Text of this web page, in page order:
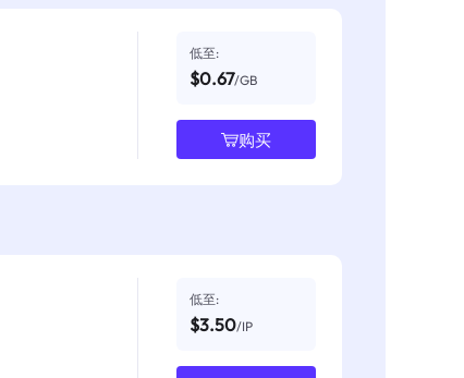
低至:
$0.67/GB
购买
低至:
$3.50/IP